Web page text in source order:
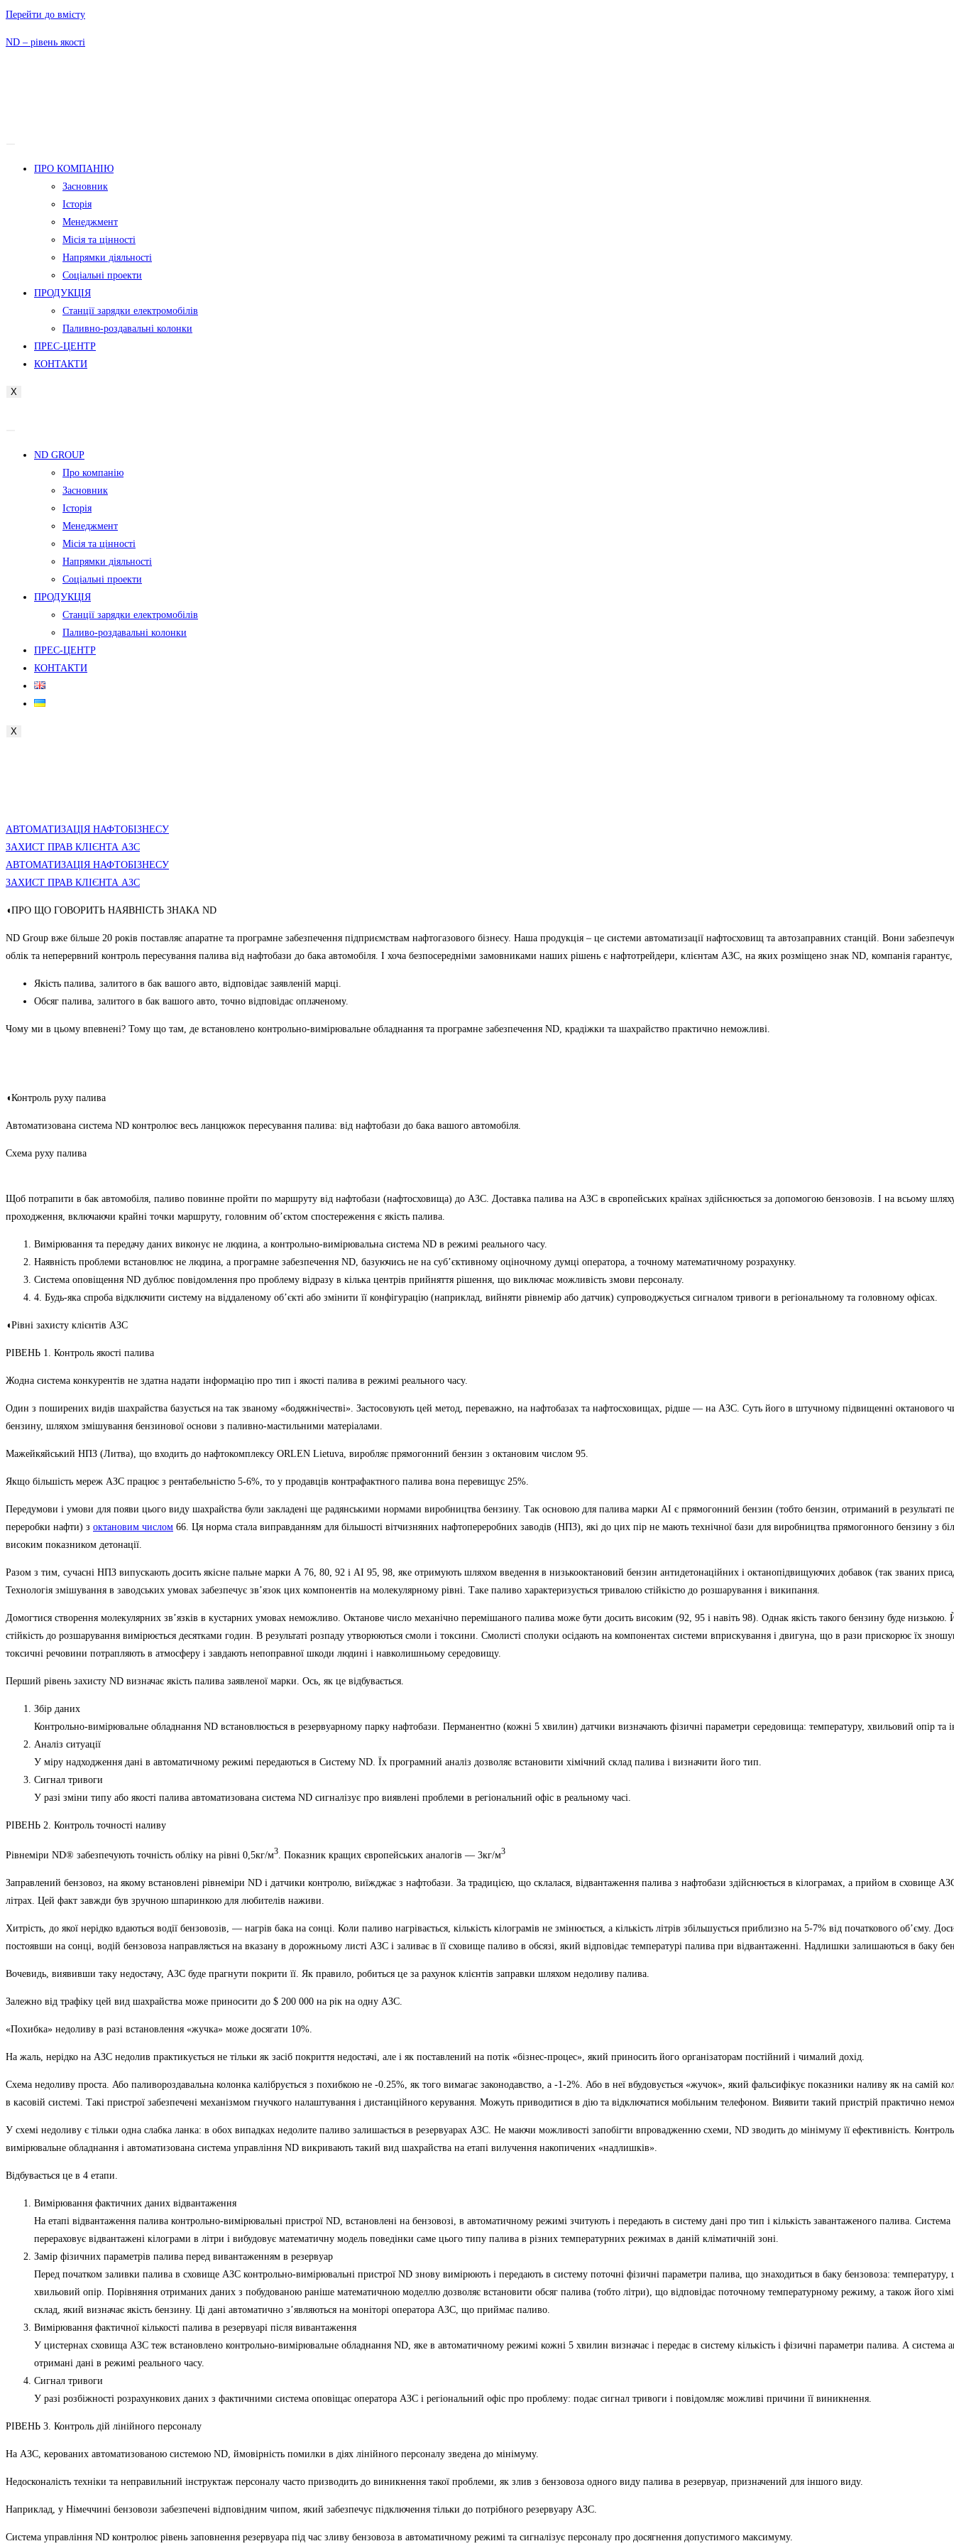
Перейти до вмісту
ND – рівень якості
ПРО КОМПАНІЮ
Засновник
Історія
Менеджмент
Місія та цінності
Напрямки діяльності
Соціальні проекти
ПРОДУКЦІЯ
Станції зарядки електромобілів
Паливно-роздавальні колонки
ПРЕС-ЦЕНТР
КОНТАКТИ
X
ND GROUP
Про компанію
Засновник
Історія
Менеджмент
Місія та цінності
Напрямки діяльності
Соціальні проекти
ПРОДУКЦІЯ
Станції зарядки електромобілів
Паливо-роздавальні колонки
ПРЕС-ЦЕНТР
КОНТАКТИ
X
АВТОМАТИЗАЦІЯ НАФТОБІЗНЕСУ
ЗАХИСТ ПРАВ КЛІЄНТА АЗС
АВТОМАТИЗАЦІЯ НАФТОБІЗНЕСУ
ЗАХИСТ ПРАВ КЛІЄНТА АЗС
◖ПРО ЩО ГОВОРИТЬ НАЯВНІСТЬ ЗНАКА ND
ND Group вже більше 20 років поставляє апаратне та програмне забезпечення підприємствам нафтогазового бізнесу. Наша продукція – це системи автоматизації нафтосховищ та автозаправних станцій. Вони
облік та неперервний контроль пересування палива від нафтобази до бака автомобіля. І хоча безпосередніми замовниками наших рішень є нафтотрейдери, клієнтам АЗС, на яких розміщено знак ND, компанія
Якість палива, залитого в бак вашого авто, відповідає заявленій марці.
Обсяг палива, залитого в бак вашого авто, точно відповідає оплаченому.
Чому ми в цьому впевнені? Тому що там, де встановлено контрольно-вимірювальне обладнання та програмне забезпечення ND, крадіжки та шахрайство практично неможливі.
◖Контроль руху палива
Автоматизована система ND контролює весь ланцюжок пересування палива: від нафтобази до бака вашого автомобіля.
Схема руху палива
Щоб потрапити в бак автомобіля, паливо повинне пройти по маршруту від нафтобази (нафтосховища) до АЗС. Доставка палива на АЗС в європейських країнах здійснюється за допомогою бензовозів. І на всьому
проходження, включаючи крайні точки маршруту, головним об’єктом спостереження є якість палива.
Вимірювання та передачу даних виконує не людина, а контрольно-вимірювальна система ND в режимі реального часу.
Наявність проблеми встановлює не людина, а програмне забезпечення ND, базуючись не на суб’єктивному оціночному думці оператора, а точному математичному розрахунку.
Система оповіщення ND дублює повідомлення про проблему відразу в кілька центрів прийняття рішення, що виключає можливість змови персоналу.
4. Будь-яка спроба відключити систему на віддаленому об’єкті або змінити її конфігурацію (наприклад, вийняти рівнемір або датчик) супроводжується сигналом тривоги в регіональному та головному офісах.
◖Рівні захисту клієнтів АЗС
РІВЕНЬ 1. Контроль якості палива
Жодна система конкурентів не здатна надати інформацію про тип і якості палива в режимі реального часу.
Один з поширених видів шахрайства базується на так званому «бодяжнічестві». Застосовують цей метод, переважно, на нафтобазах та нафтосховищах, рідше — на АЗС. Суть його в штучному підвищенні октанового
бензину, шляхом змішування бензинової основи з паливно-мастильними матеріалами.
Мажейкяйський НПЗ (Литва), що входить до нафтокомплексу ORLEN Lietuva, виробляє прямогонний бензин з октановим числом 95.
Якщо більшість мереж АЗС працює з рентабельністю 5-6%, то у продавців контрафактного палива вона перевищує 25%.
Передумови і умови для появи цього виду шахрайства були закладені ще радянськими нормами виробництва бензину. Так основою для палива марки АІ є прямогонний бензин (тобто бензин, отриманий в результаті
переробки нафти) з октановим числом 66. Ця норма стала виправданням для більшості вітчизняних нафтопереробних заводів (НПЗ), які до цих пір не мають технічної бази для виробництва прямогонного бензину з
високим показником детонації.
Разом з тим, сучасні НПЗ випускають досить якісне пальне марки А 76, 80, 92 і АІ 95, 98, яке отримують шляхом введення в низькооктановий бензин антидетонаційних і октанопідвищуючих добавок (так званих
Технологія змішування в заводських умовах забезпечує зв’язок цих компонентів на молекулярному рівні. Таке паливо характеризується тривалою стійкістю до розшарування і википання.
Домогтися створення молекулярних зв’язків в кустарних умовах неможливо. Октанове число механічно перемішаного палива може бути досить високим (92, 95 і навіть 98). Однак якість такого бензину буде низькою.
стійкість до розшарування вимірюється десятками годин. В результаті розпаду утворюються смоли і токсини. Смолисті сполуки осідають на компонентах системи вприскування і двигуна, що в рази прискорює їх
токсичні речовини потрапляють в атмосферу і завдають непоправної шкоди людині і навколишньому середовищу.
Перший рівень захисту ND визначає якість палива заявленої марки. Ось, як це відбувається.
Збір даних
Контрольно-вимірювальне обладнання ND встановлюється в резервуарному парку нафтобази. Перманентно (кожні 5 хвилин) датчики визначають фізичні параметри середовища: температуру, хвильовий опір та
Аналіз ситуації
У міру надходження дані в автоматичному режимі передаються в Систему ND. Їх програмний аналіз дозволяє встановити хімічний склад палива і визначити його тип.
Сигнал тривоги
У разі зміни типу або якості палива автоматизована система ND сигналізує про виявлені проблеми в регіональний офіс в реальному часі.
РІВЕНЬ 2. Контроль точності наливу
Рівнеміри ND® забезпечують точність обліку на рівні 0,5кг/м3 . Показник кращих європейських аналогів — 3кг/м3
Заправлений бензовоз, на якому встановлені рівнеміри ND і датчики контролю, виїжджає з нафтобази. За традицією, що склалася, відвантаження палива з нафтобази здійснюється в кілограмах, а прийом в сховище
літрах. Цей факт завжди був зручною шпаринкою для любителів наживи.
Хитрість, до якої нерідко вдаються водії бензовозів, — нагрів бака на сонці. Коли паливо нагрівається, кількість кілограмів не змінюється, а кількість літрів збільшується приблизно на 5-7% від початкового об’єму.
постоявши на сонці, водій бензовоза направляється на вказану в дорожньому листі АЗС і заливає в її сховище паливо в обсязі, який відповідає температурі палива при відвантаженні. Надлишки залишаються в баку
Вочевидь, виявивши таку недостачу, АЗС буде прагнути покрити її. Як правило, робиться це за рахунок клієнтів заправки шляхом недоливу палива.
Залежно від трафіку цей вид шахрайства може приносити до $ 200 000 на рік на одну АЗС.
«Похибка» недоливу в разі встановлення «жучка» може досягати 10%.
На жаль, нерідко на АЗС недолив практикується не тільки як засіб покриття недостачі, але і як поставлений на потік «бізнес-процес», який приносить його організаторам постійний і чималий дохід.
Схема недоливу проста. Або паливороздавальна колонка калібрується з похибкою не -0.25%, як того вимагає законодавство, а -1-2%. Або в неї вбудовується «жучок», який фальсифікує показники наливу як на самій
в касовій системі. Такі пристрої забезпечені механізмом гнучкого налаштування і дистанційного керування. Можуть приводитися в дію та відключатися мобільним телефоном. Виявити такий пристрій практично
У схемі недоливу є тільки одна слабка ланка: в обох випадках недолите паливо залишається в резервуарах АЗС. Не маючи можливості запобігти впровадженню схеми, ND зводить до мінімуму її ефективність.
вимірювальне обладнання і автоматизована система управління ND викривають такий вид шахрайства на етапі вилучення накопичених «надлишків».
Відбувається це в 4 етапи.
Вимірювання фактичних даних відвантаження
На етапі відвантаження палива контрольно-вимірювальні пристрої ND, встановлені на бензовозі, в автоматичному режимі зчитують і передають в систему дані про тип і кількість завантаженого палива. Система
перераховує відвантажені кілограми в літри і вибудовує математичну модель поведінки саме цього типу палива в різних температурних режимах в даній кліматичній зоні.
Замір фізичних параметрів палива перед вивантаженням в резервуар
Перед початком заливки палива в сховище АЗС контрольно-вимірювальні пристрої ND знову вимірюють і передають в систему поточні фізичні параметри палива, що знаходиться в баку бензовоза: температуру,
хвильовий опір. Порівняння отриманих даних з побудованою раніше математичною моделлю дозволяє встановити обсяг палива (тобто літри), що відповідає поточному температурному режиму, а також його
склад, який визначає якість бензину. Ці дані автоматично з’являються на моніторі оператора АЗС, що приймає паливо.
Вимірювання фактичної кількості палива в резервуарі після вивантаження
У цистернах сховища АЗС теж встановлено контрольно-вимірювальне обладнання ND, яке в автоматичному режимі кожні 5 хвилин визначає і передає в систему кількість і фізичні параметри палива. А система
отримані дані в режимі реального часу.
Сигнал тривоги
У разі розбіжності розрахункових даних з фактичними система оповіщає оператора АЗС і регіональний офіс про проблему: подає сигнал тривоги і повідомляє можливі причини її виникнення.
РІВЕНЬ 3. Контроль дій лінійного персоналу
На АЗС, керованих автоматизованою системою ND, ймовірність помилки в діях лінійного персоналу зведена до мінімуму.
Недосконалість техніки та неправильний інструктаж персоналу часто призводить до виникнення такої проблеми, як злив з бензовоза одного виду палива в резервуар, призначений для іншого виду.
Наприклад, у Німеччині бензовози забезпечені відповідним чипом, який забезпечує підключення тільки до потрібного резервуару АЗС.
Система управління ND контролює рівень заповнення резервуара під час зливу бензовоза в автоматичному режимі та сигналізує персоналу про досягнення допустимого максимуму.